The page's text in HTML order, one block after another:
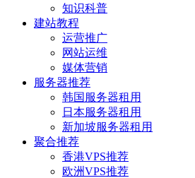
知识科普
建站教程
运营推广
网站运维
媒体营销
服务器推荐
韩国服务器租用
日本服务器租用
新加坡服务器租用
聚合推荐
香港VPS推荐
欧洲VPS推荐